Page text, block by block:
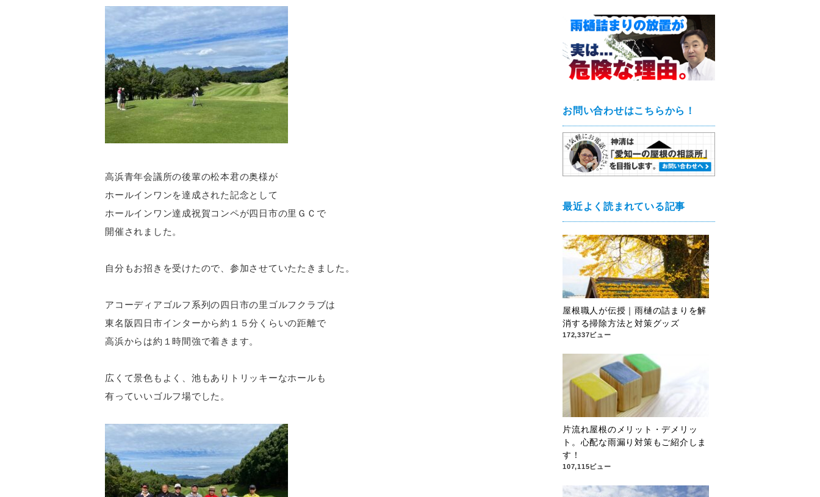
高浜青年会議所の後輩の松本君の奥様が
ホールインワンを達成された記念として
ホールインワン達成祝賀コンペが四日市の里ＧＣで
開催されました。
自分もお招きを受けたので、参加させていたたきました。
アコーディアゴルフ系列の四日市の里ゴルフクラブは
東名阪四日市インターから約１５分くらいの距離で
高浜からは約１時間強で着きます。
広くて景色もよく、池もありトリッキーなホールも
有っていいゴルフ場でした。
お問い合わせはこちらから！
最近よく読まれている記事
屋根職人が伝授｜雨樋の詰まりを解
消する掃除方法と対策グッズ
172,337ビュー
片流れ屋根のメリット・デメリッ
ト。心配な雨漏り対策もご紹介しま
す！
107,115ビュー